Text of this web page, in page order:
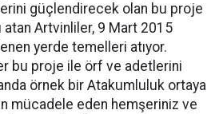
güçlendirecek olan bu proje
atan Artvinliler, 9 Mart 2015
yerde temelleri atıyor.
bu proje ile örf ve adetlerini
örnek bir Atakumluluk ortaya
mücadele eden hemşeriniz ve